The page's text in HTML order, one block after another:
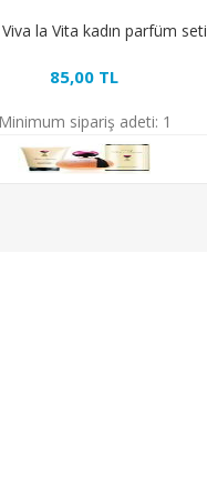
la Vita kadın parfüm seti
85,00 TL
Minimum sipariş adeti: 1